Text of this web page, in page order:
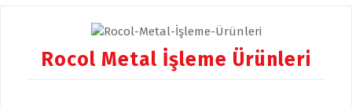
Rocol Metal İşleme Ürünleri